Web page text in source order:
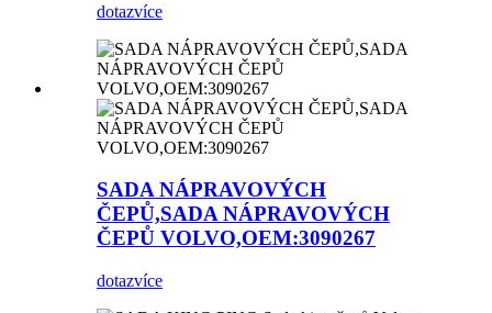
dotazvíce
SADA NÁPRAVOVÝCH
ČEPŮ,SADA NÁPRAVOVÝCH
ČEPŮ VOLVO,OEM:3090267
dotazvíce